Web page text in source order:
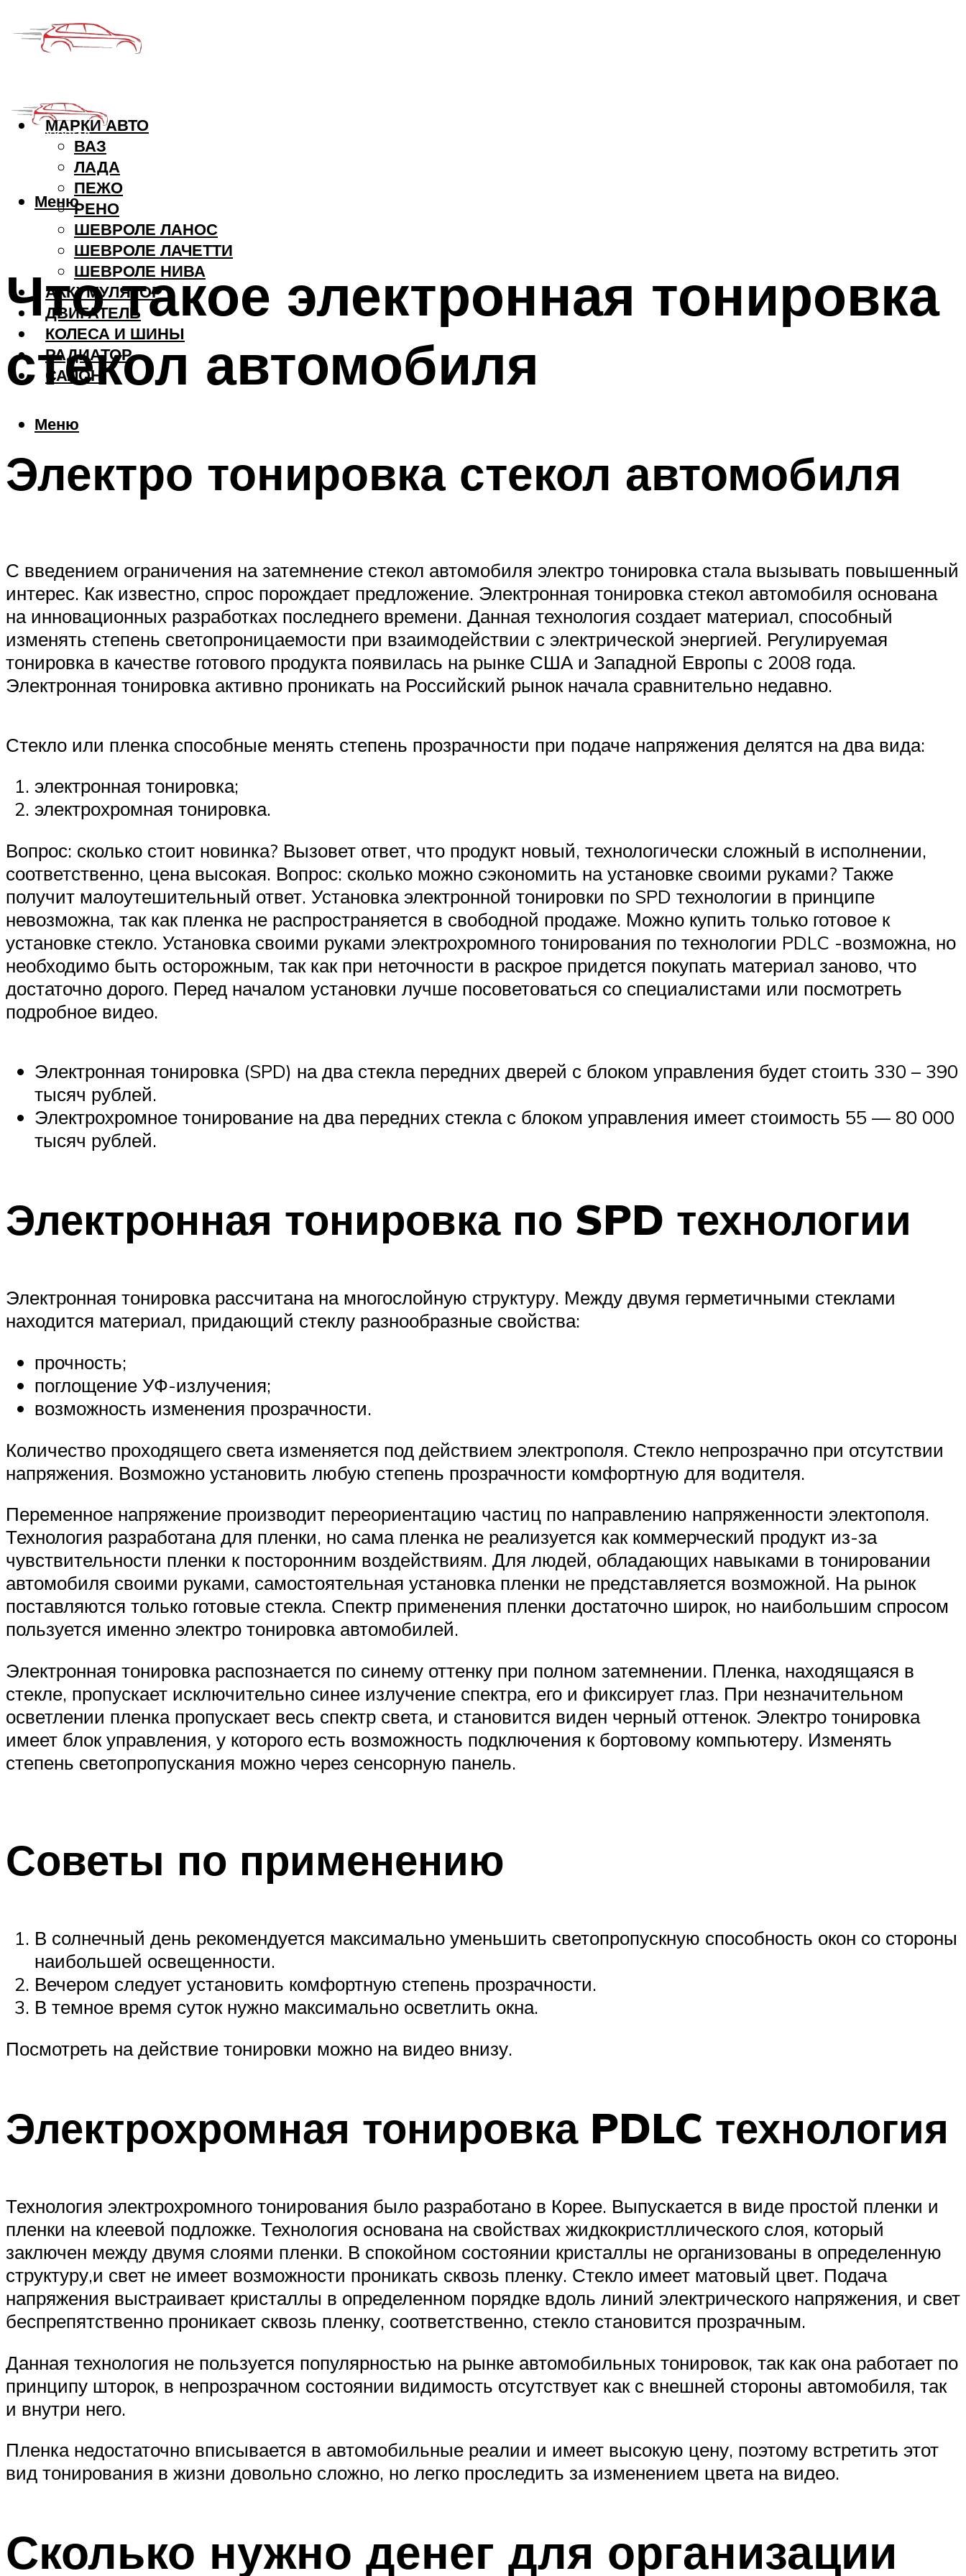
МАРКИ АВТО
ВАЗ
ЛАДА
ПЕЖО
РЕНО
ШЕВРОЛЕ ЛАНОС
ШЕВРОЛЕ ЛАЧЕТТИ
ШЕВРОЛЕ НИВА
АККУМУЛЯТОР
ДВИГАТЕЛЬ
КОЛЕСА И ШИНЫ
РАДИАТОР
САЛОН
Меню
Меню
Что такое электронная тонировка
стекол автомобиля
Электро тонировка стекол автомобиля
С введением ограничения на затемнение стекол автомобиля электро тонировка стала вызывать повышенный
интерес. Как известно, спрос порождает предложение. Электронная тонировка стекол автомобиля основана
на инновационных разработках последнего времени. Данная технология создает материал, способный
изменять степень светопроницаемости при взаимодействии с электрической энергией. Регулируемая
тонировка в качестве готового продукта появилась на рынке США и Западной Европы с 2008 года.
Электронная тонировка активно проникать на Российский рынок начала сравнительно недавно.
Стекло или пленка способные менять степень прозрачности при подаче напряжения делятся на два вида:
электронная тонировка;
электрохромная тонировка.
Вопрос: сколько стоит новинка? Вызовет ответ, что продукт новый, технологически сложный в исполнении,
соответственно, цена высокая. Вопрос: сколько можно сэкономить на установке своими руками? Также
получит малоутешительный ответ. Установка электронной тонировки по SPD технологии в принципе
невозможна, так как пленка не распространяется в свободной продаже. Можно купить только готовое к
установке стекло. Установка своими руками электрохромного тонирования по технологии PDLC -возможна, но
необходимо быть осторожным, так как при неточности в раскрое придется покупать материал заново, что
достаточно дорого. Перед началом установки лучше посоветоваться со специалистами или посмотреть
подробное видео.
Электронная тонировка (SPD) на два стекла передних дверей с блоком управления будет стоить 330 – 390
тысяч рублей.
Электрохромное тонирование на два передних стекла с блоком управления имеет стоимость 55 — 80 000
тысяч рублей.
Электронная тонировка по SPD технологии
Электронная тонировка рассчитана на многослойную структуру. Между двумя герметичными стеклами
находится материал, придающий стеклу разнообразные свойства:
прочность;
поглощение УФ-излучения;
возможность изменения прозрачности.
Количество проходящего света изменяется под действием электрополя. Стекло непрозрачно при отсутствии
напряжения. Возможно установить любую степень прозрачности комфортную для водителя.
Переменное напряжение производит переориентацию частиц по направлению напряженности электополя.
Технология разработана для пленки, но сама пленка не реализуется как коммерческий продукт из-за
чувствительности пленки к посторонним воздействиям. Для людей, обладающих навыками в тонировании
автомобиля своими руками, самостоятельная установка пленки не представляется возможной. На рынок
поставляются только готовые стекла. Спектр применения пленки достаточно широк, но наибольшим спросом
пользуется именно электро тонировка автомобилей.
Электронная тонировка распознается по синему оттенку при полном затемнении. Пленка, находящаяся в
стекле, пропускает исключительно синее излучение спектра, его и фиксирует глаз. При незначительном
осветлении пленка пропускает весь спектр света, и становится виден черный оттенок. Электро тонировка
имеет блок управления, у которого есть возможность подключения к бортовому компьютеру. Изменять
степень светопропускания можно через сенсорную панель.
Советы по применению
В солнечный день рекомендуется максимально уменьшить светопропускную способность окон со стороны
наибольшей освещенности.
Вечером следует установить комфортную степень прозрачности.
В темное время суток нужно максимально осветлить окна.
Посмотреть на действие тонировки можно на видео внизу.
Электрохромная тонировка PDLC технология
Технология электрохромного тонирования было разработано в Корее. Выпускается в виде простой пленки и
пленки на клеевой подложке. Технология основана на свойствах жидкокристллического слоя, который
заключен между двумя слоями пленки. В спокойном состоянии кристаллы не организованы в определенную
структуру,и свет не имеет возможности проникать сквозь пленку. Стекло имеет матовый цвет. Подача
напряжения выстраивает кристаллы в определенном порядке вдоль линий электрического напряжения, и свет
беспрепятственно проникает сквозь пленку, соответственно, стекло становится прозрачным.
Данная технология не пользуется популярностью на рынке автомобильных тонировок, так как она работает по
принципу шторок, в непрозрачном состоянии видимость отсутствует как с внешней стороны автомобиля, так
и внутри него.
Пленка недостаточно вписывается в автомобильные реалии и имеет высокую цену, поэтому встретить этот
вид тонирования в жизни довольно сложно, но легко проследить за изменением цвета на видео.
Сколько нужно денег для организации